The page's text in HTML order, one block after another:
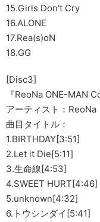
15.Girls Don't Cry
16.ALONE
17.Rea(s)oN
18.GG
[Disc3]
『ReoNa ONE-MAN
アーティスト：ReoNa
曲目タイトル：
1.BIRTHDAY[3:51]
2.Let it Die[5:11]
3.生命線[4:53]
4.SWEET HURT[4:46]
5.unknown[4:32]
6.トウシンダイ[5:41]